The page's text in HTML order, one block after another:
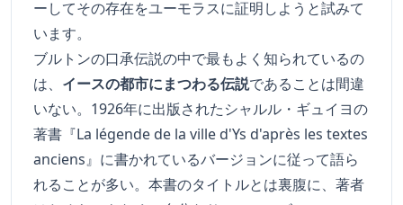
ーしてその存在をユーモラスに証明しようと試みて
います。
ブルトンの口承伝説の中で最もよく知られているの
は、 イースの都市にまつわる伝説であることは間違
いない。1926年に出版されたシャルル・ギュイヨの
著書『La légende de la ville d'Ys d'après les textes
anciens』に書かれているバージョンに従って語ら
れることが多い。本書のタイトルとは裏腹に、著者